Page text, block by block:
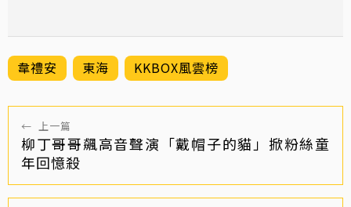
韋禮安 東海 KKBOX風雲榜
← 上一篇
柳丁哥哥飆高音聲演「戴帽子的貓」掀粉絲童
年回憶殺